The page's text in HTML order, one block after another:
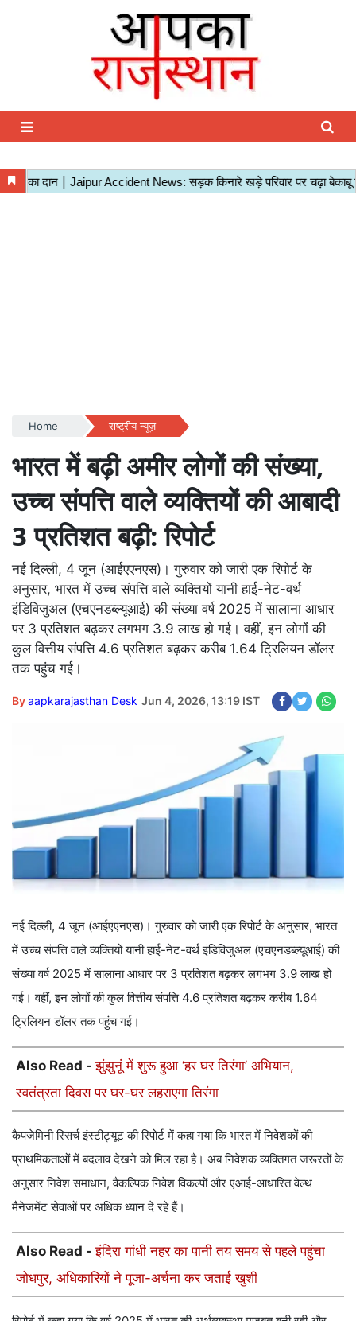
Home राष्ट्रीय न्यूज़
भारत में बढ़ी अमीर लोगों की संख्या,
उच्च संपत्ति वाले व्यक्तियों की आबादी
3 प्रतिशत बढ़ी: रिपोर्ट
नई दिल्ली, 4 जून (आईएएनएस)। गुरुवार को जारी एक रिपोर्ट के
अनुसार, भारत में उच्च संपत्ति वाले व्यक्तियों यानी हाई-नेट-वर्थ
इंडिविजुअल (एचएनडब्ल्यूआई) की संख्या वर्ष 2025 में सालाना आधार
पर 3 प्रतिशत बढ़कर लगभग 3.9 लाख हो गई। वहीं, इन लोगों की
कुल वित्तीय संपत्ति 4.6 प्रतिशत बढ़कर करीब 1.64 ट्रिलियन डॉलर
तक पहुंच गई।
Byaapkarajasthan Desk Jun 4, 2026, 13:19 IST
नई दिल्ली, 4 जून (आईएएनएस)। गुरुवार को जारी एक रिपोर्ट के अनुसार, भारत
में उच्च संपत्ति वाले व्यक्तियों यानी हाई-नेट-वर्थ इंडिविजुअल (एचएनडब्ल्यूआई) की
संख्या वर्ष 2025 में सालाना आधार पर 3 प्रतिशत बढ़कर लगभग 3.9 लाख हो
गई। वहीं, इन लोगों की कुल वित्तीय संपत्ति 4.6 प्रतिशत बढ़कर करीब 1.64
ट्रिलियन डॉलर तक पहुंच गई।
Also Read -झुंझुनूं में शुरू हुआ ‘हर घर तिरंगा’ अभियान,
स्वतंत्रता दिवस पर घर-घर लहराएगा तिरंगा
कैपजेमिनी रिसर्च इंस्टीट्यूट की रिपोर्ट में कहा गया कि भारत में निवेशकों की
प्राथमिकताओं में बदलाव देखने को मिल रहा है। अब निवेशक व्यक्तिगत जरूरतों के
अनुसार निवेश समाधान, वैकल्पिक निवेश विकल्पों और एआई-आधारित वेल्थ
मैनेजमेंट सेवाओं पर अधिक ध्यान दे रहे हैं।
Also Read -इंदिरा गांधी नहर का पानी तय समय से पहले पहुंचा
जोधपुर, अधिकारियों ने पूजा-अर्चना कर जताई खुशी